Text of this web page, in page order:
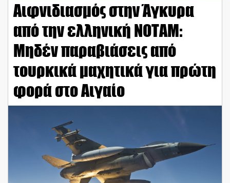
Αιφνιδιασμός στην Άγκυρα
από την ελληνική ΝΟΤΑΜ:
Μηδέν παραβιάσεις από
τουρκικά μαχητικά για πρώτη
φορά στο Αιγαίο